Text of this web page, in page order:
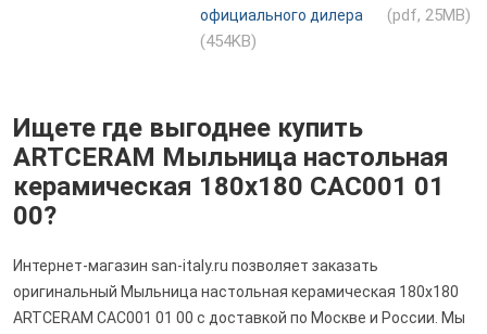
официального дилера
(454KB)
(pdf, 25MB)
Ищете где выгоднее купить
ARTCERAM Мыльница настольная
керамическая 180х180 CAC001 01
00?
Интернет-магазин san-italy.ru позволяет заказать
оригинальный Мыльница настольная керамическая 180х180
ARTCERAM CAC001 01 00 с доставкой по Москве и России. Мы